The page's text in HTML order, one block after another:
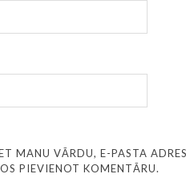
MANU VĀRDU, E-PASTA
PIEVIENOT KOMENTĀRU.